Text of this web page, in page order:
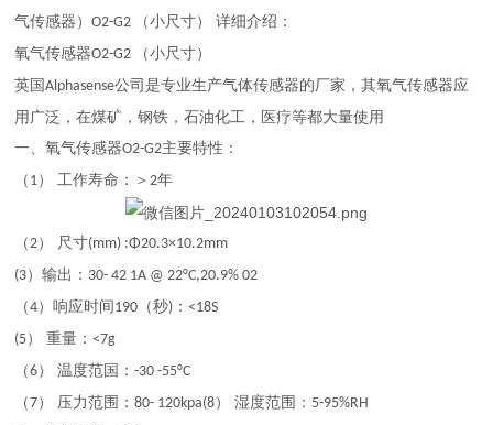
气传感器）O2-G2
（小尺寸） 详细介绍：
氧气传感器O2-G2
（小尺寸）
英国Alphasense公司是专业生产气体传感器的厂家，其氧气传感器应
用广泛，在煤矿，钢铁，石油化工，医疗等都大量使用
一、氧气传感器O2-G2主要特性：
（ 1） 工作寿命：＞2年
（2） 尺寸(mm) :Φ20.3×10.2mm
(3）输出： 30- 42 1A @ 22°C,20.9% 02
（4）响应时间 190 （秒) ：<18S
(5） 重量：<7g
（6） 温度范国：-30 -55°C
（7） 压力范围：80- 120kpa(8） 湿度范围： 5-95%RH